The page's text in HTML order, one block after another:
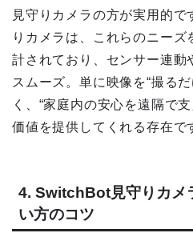
見守りカメラの方が実用的
りカメラは、これらのニーズ
計されており、センサー連動
スムーズ。単に映像を“撮る
く、“家庭内の安心を遠隔で
価値を提供してくれる存在で
4. SwitchBot見守りカメ
い方のコツ